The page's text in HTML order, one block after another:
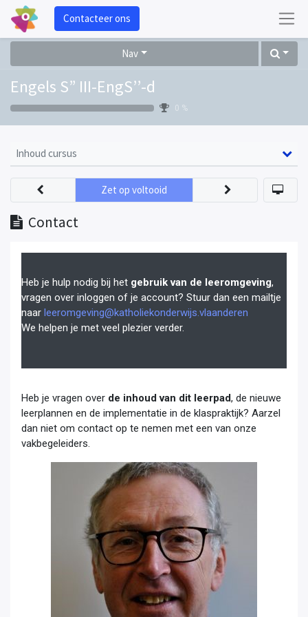
Contacteer ons
Nav
Engels S” III-EngS’’-d
0 %
Inhoud cursus
Contact
Zet op voltooid
Heb je hulp nodig bij het gebruik van de leeromgeving,
vragen over inloggen of je account? Stuur dan een mailtje
naar leeromgeving@katholiekonderwijs.vlaanderen
We helpen je met veel plezier verder.
Heb je vragen over de inhoud van dit leerpad, de nieuwe
leerplannen en de implementatie in de klaspraktijk? Aarzel
dan niet om contact op te nemen met een van onze
vakbegeleiders.